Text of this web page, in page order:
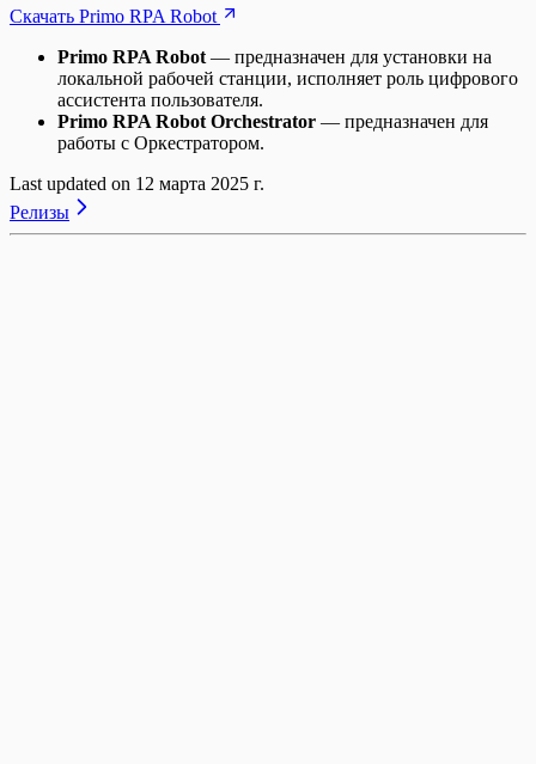
Скачать Primo RPA Robot
Primo RPA Robot — предназначен для установки на
локальной рабочей станции, исполняет роль цифрового
ассистента пользователя.
Primo RPA Robot Orchestrator — предназначен для
работы с Оркестратором.
Last updated on 12 марта 2025 г.
Релизы